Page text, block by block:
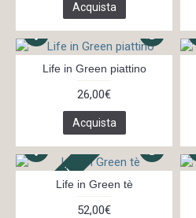
Acquista
Life in Green piattino
26,00€
Acquista
In 7 giorni
Life in Green tè
52,00€